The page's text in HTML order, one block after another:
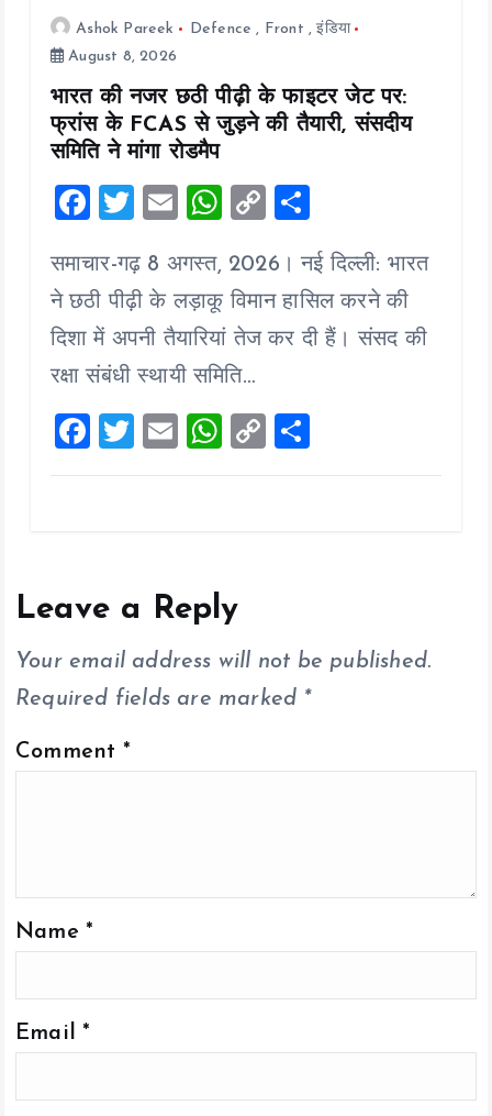
Ashok Pareek Defence , Front ,इंडिया
August 8, 2026
भारत की नजर छठी पीढ़ी के फाइटर जेट पर:
फ्रांस के FCAS से जुड़ने की तैयारी, संसदीय
समिति ने मांगा रोडमैप
F
ce
b
o
o
k
T
tt
er
E
ai
l
W
at
s
A
p
p
C
p
y
Li
k
a
re
समाचार-गढ़ 8 अगस्त, 2026। नई दिल्ली: भारत
ने छठी पीढ़ी के लड़ाकू विमान हासिल करने की
दिशा में अपनी तैयारियां तेज कर दी हैं। संसद की
रक्षा संबंधी स्थायी समिति…
F
a
o
T
wi
E
m
W
h
p
p
C
o
h
Leave a Reply
Your email address will not be published.
Required fields are marked *
Comment *
Name *
Email *